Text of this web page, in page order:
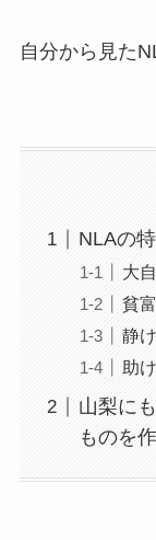
自分から見た
NLAの
大
貧
静
助
山梨に
ものを